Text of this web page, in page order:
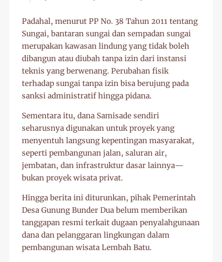
Padahal, menurut PP No. 38 Tahun 2011 tentang
Sungai, bantaran sungai dan sempadan sungai
merupakan kawasan lindung yang tidak boleh
dibangun atau diubah tanpa izin dari instansi
teknis yang berwenang. Perubahan fisik
terhadap sungai tanpa izin bisa berujung pada
sanksi administratif hingga pidana.
Sementara itu, dana Samisade sendiri
seharusnya digunakan untuk proyek yang
menyentuh langsung kepentingan masyarakat,
seperti pembangunan jalan, saluran air,
jembatan, dan infrastruktur dasar lainnya—
bukan proyek wisata privat.
Hingga berita ini diturunkan, pihak Pemerintah
Desa Gunung Bunder Dua belum memberikan
tanggapan resmi terkait dugaan penyalahgunaan
dana dan pelanggaran lingkungan dalam
pembangunan wisata Lembah Batu.